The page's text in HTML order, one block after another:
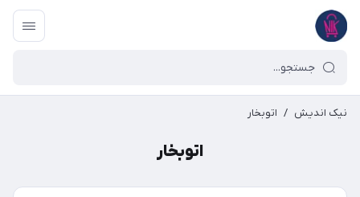
نیک اندیش / اتوبخار
اتوبخار